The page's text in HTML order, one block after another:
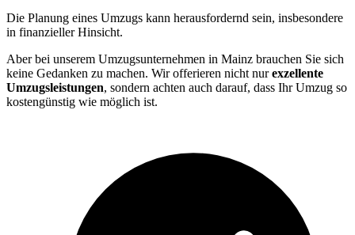
Die Planung eines Umzugs kann herausfordernd sein, insbesondere
in finanzieller Hinsicht.
Aber bei unserem Umzugsunternehmen in Mainz brauchen Sie sich
keine Gedanken zu machen. Wir offerieren nicht nurexzellente
Umzugsleistungen, sondern achten auch darauf, dass Ihr Umzug so
kostengünstig wie möglich ist.